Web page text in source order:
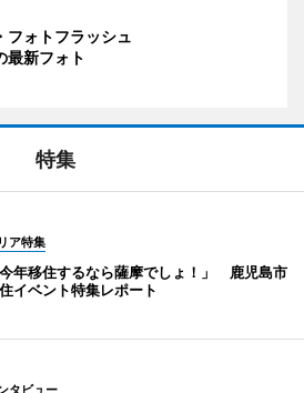
フォトフラッシュ
最新フォト
特集
ア特集
今年移住するなら薩摩でしょ！」 鹿児島市
イベント特集レポート
タビュー